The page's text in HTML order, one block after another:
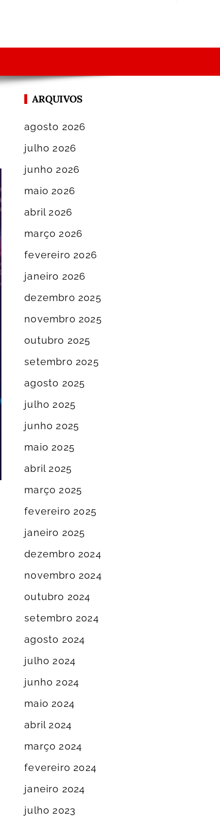
ARQUIVOS
agosto 2026
julho 2026
junho 2026
maio 2026
abril 2026
março 2026
fevereiro 2026
janeiro 2026
dezembro 2025
novembro 2025
outubro 2025
setembro 2025
agosto 2025
julho 2025
junho 2025
maio 2025
abril 2025
março 2025
fevereiro 2025
janeiro 2025
dezembro 2024
novembro 2024
outubro 2024
setembro 2024
agosto 2024
julho 2024
junho 2024
maio 2024
abril 2024
março 2024
fevereiro 2024
janeiro 2024
julho 2023